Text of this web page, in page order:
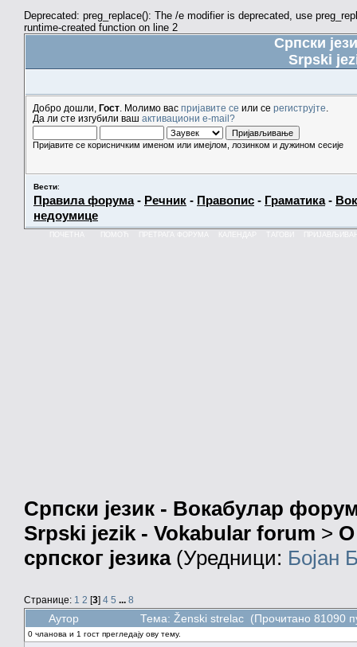
Deprecated: preg_replace(): The /e modifier is deprecated, use
runtime-created function on line 2
Српски
Srpski
Добро дошли, Гост . Молимо вас пријавите се или се региструјте
Да ли сте изгубили ваш активациони e-mail?
Пријавите се корисничким именом или имејлом, лозинком и дужином сесије
Вести:
Правила форума- Речник - Правопис - Граматика-
недоумице
КАЛЕНДАР
Српски језик - Вокабулар
Srpski jezik - Vokabular forum > О
српског језика(Уредници: Бојан
Странице: 1 2 [3] 4 5 ... 8
Аутор Тема: Ženski strelac (Прочитано 81090
0 чланова и 1 гост прегледају ову тему.